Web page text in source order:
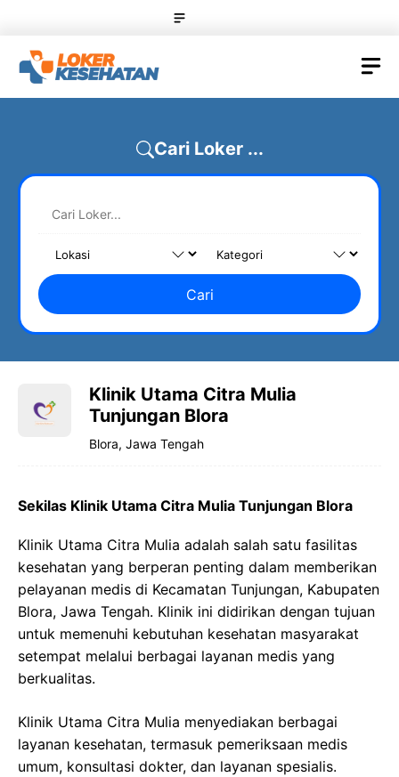
content
Cari Loker ...
Cari
Klinik Utama Citra Mulia
Tunjungan Blora
Blora, Jawa Tengah
Sekilas Klinik Utama Citra Mulia Tunjungan Blora
Klinik Utama Citra Mulia adalah salah satu fasilitas
kesehatan yang berperan penting dalam memberikan
pelayanan medis di Kecamatan Tunjungan, Kabupaten
Blora, Jawa Tengah. Klinik ini didirikan dengan tujuan
untuk memenuhi kebutuhan kesehatan masyarakat
setempat melalui berbagai layanan medis yang
berkualitas.
Klinik Utama Citra Mulia menyediakan berbagai
layanan kesehatan, termasuk pemeriksaan medis
umum, konsultasi dokter, dan layanan spesialis.